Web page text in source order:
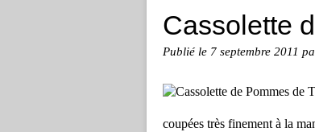
Cassolette
Publié le 7 septembre 2011
coupées très finement à la